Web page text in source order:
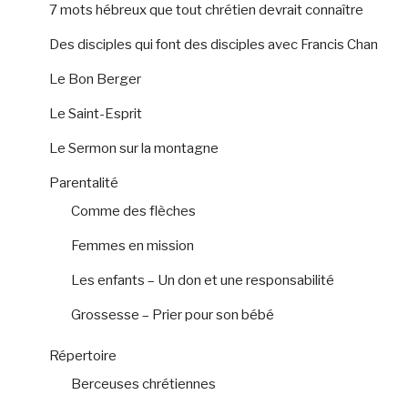
7 mots hébreux que tout chrétien devrait connaître
Des disciples qui font des disciples avec Francis Chan
Le Bon Berger
Le Saint-Esprit
Le Sermon sur la montagne
Parentalité
Comme des flèches
Femmes en mission
Les enfants – Un don et une responsabilité
Grossesse – Prier pour son bébé
Répertoire
Berceuses chrétiennes